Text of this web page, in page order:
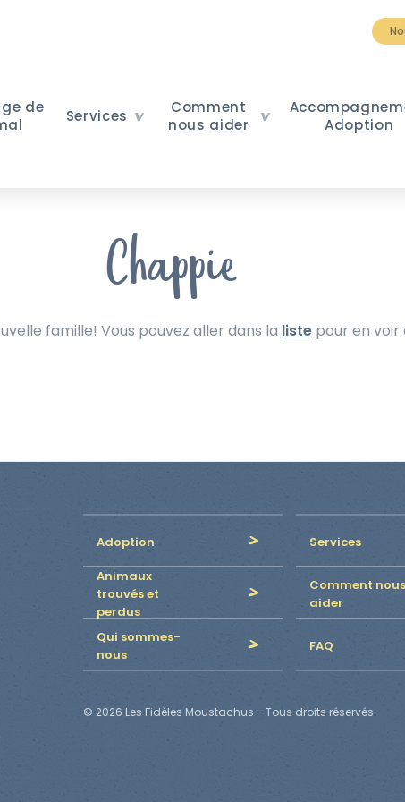
de
Services
Comment
nous aider
Adoption
Chappie
famille! Vous pouvez aller dans la liste pour en voir
Adoption Services
Animaux
trouvés et
perdus
Comment nous
aider
Qui sommes-
nous
FAQ
© 2026 Les Fidèles Moustachus - Tous droits réservés.